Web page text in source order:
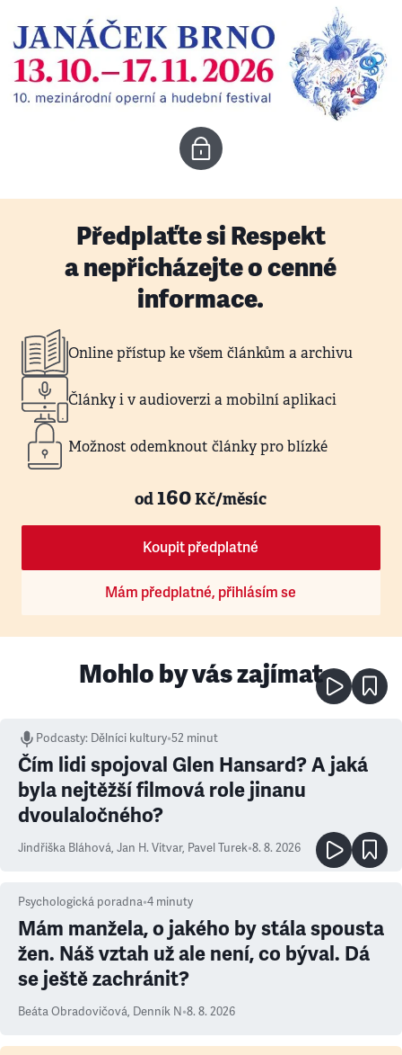
Předplaťte si Respekt
a nepřicházejte o cenné
informace.
Online přístup ke všem článkům a archivu
Články i v audioverzi a mobilní aplikaci
Možnost odemknout články pro blízké
od160Kč/měsíc
Koupit předplatné
Mám předplatné, přihlásím se
Mohlo by vás zajímat
Podcasty: Dělníci kultury•52 minut
Čím lidi spojoval Glen Hansard? A jaká
byla nejtěžší filmová role jinanu
dvoulaločného?
Jindřiška Bláhová, Jan H. Vitvar, Pavel Turek•8. 8. 2026
Psychologická poradna•4 minuty
Mám manžela, o jakého by stála spousta
žen. Náš vztah už ale není, co býval. Dá
se ještě zachránit?
Beáta Obradovičová, Denník N•8. 8. 2026